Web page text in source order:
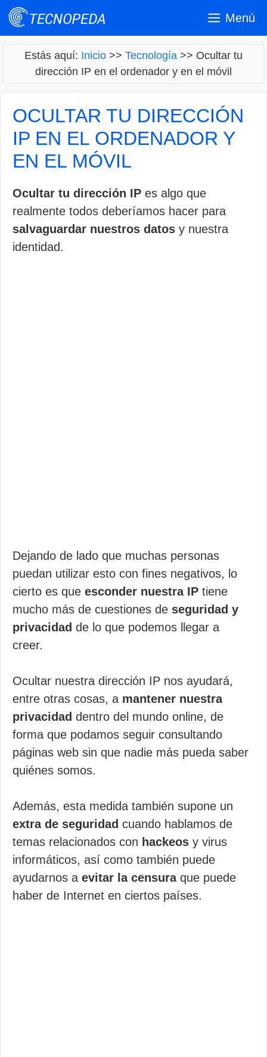
Saltar
Menú
Estás aquí: Inicio >> Tecnología >> Ocultar tu
dirección IP en el ordenador y en el móvil
OCULTAR TU DIRECCIÓN
IP EN EL ORDENADOR Y
EN EL MÓVIL
Ocultar tu dirección IP es algo que
realmente todos deberíamos hacer para
salvaguardar nuestros datos y nuestra
identidad.
Dejando de lado que muchas personas
puedan utilizar esto con fines negativos, lo
cierto es que esconder nuestra IP tiene
mucho más de cuestiones de seguridad y
privacidad de lo que podemos llegar a
creer.
Ocultar nuestra dirección IP nos ayudará,
entre otras cosas, a mantener nuestra
privacidad dentro del mundo online, de
forma que podamos seguir consultando
páginas web sin que nadie más pueda saber
quiénes somos.
Además, esta medida también supone un
extra de seguridad cuando hablamos de
temas relacionados con hackeos y virus
informáticos, así como también puede
ayudarnos a evitar la censuraque puede
haber de Internet en ciertos países.